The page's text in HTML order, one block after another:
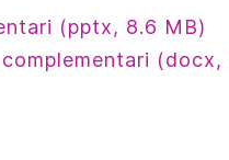
(pptx, 8.6 MB)
(docx,